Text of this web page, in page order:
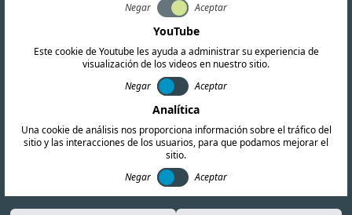
Eleos Compliance ofrece un servicio rápido y
rentable, impartido por profesionales con
amplia experiencia en regulación. Trabajamos
eficientemente para cumplir con sus plazos,
ofreciendo una comunicación clara y una
gestión experta durante todo su proyecto de
certificación de RF.
Negar
Aceptar
YouTube
Este cookie de Youtube les ayuda a administrar su experiencia de
visualización de los videos en nuestro sitio.
Negar
Aceptar
Analítica
Una cookie de análisis nos proporciona información sobre el tráfico del
sitio y las interacciones de los usuarios, para que podamos mejorar el
sitio.
Negar
Aceptar